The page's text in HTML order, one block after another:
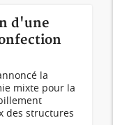
d'une
la
mixte pour la
des structures